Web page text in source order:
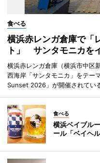
食べる
横浜赤レンガ倉庫で「
ト」 サンタモニカを
横浜赤レンガ倉庫（横浜市中区
西海岸「サンタモニカ」をテー
Sunset 2026」が開催されている
食べる
横浜ベイブル
ール「ベイヘル